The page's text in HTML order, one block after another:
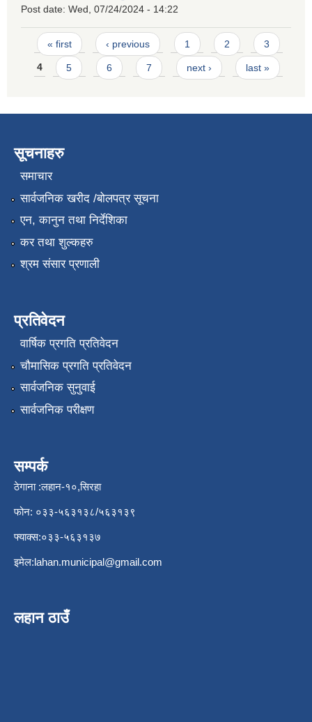
Post date: Wed, 07/24/2024 - 14:22
Pages
« first ‹ previous 1 2 3
4 5 6 7 next › last »
सूचनाहरु
समाचार
सार्वजनिक खरीद /बोलपत्र सूचना
एन, कानुन तथा निर्देशिका
कर तथा शुल्कहरु
श्रम संसार प्रणाली
प्रतिवेदन
वार्षिक प्रगति प्रतिवेदन
चौमासिक प्रगति प्रतिवेदन
सार्वजनिक सुनुवाई
सार्वजनिक परीक्षण
सम्पर्क
ठेगाना :लहान-१०,सिरहा
फोन: ०३३-५६३१३८/५६३१३९
फ्याक्स:०३३-५६३१३७
इमेल:lahan.municipal@gmail.com
लहान ठाउँ